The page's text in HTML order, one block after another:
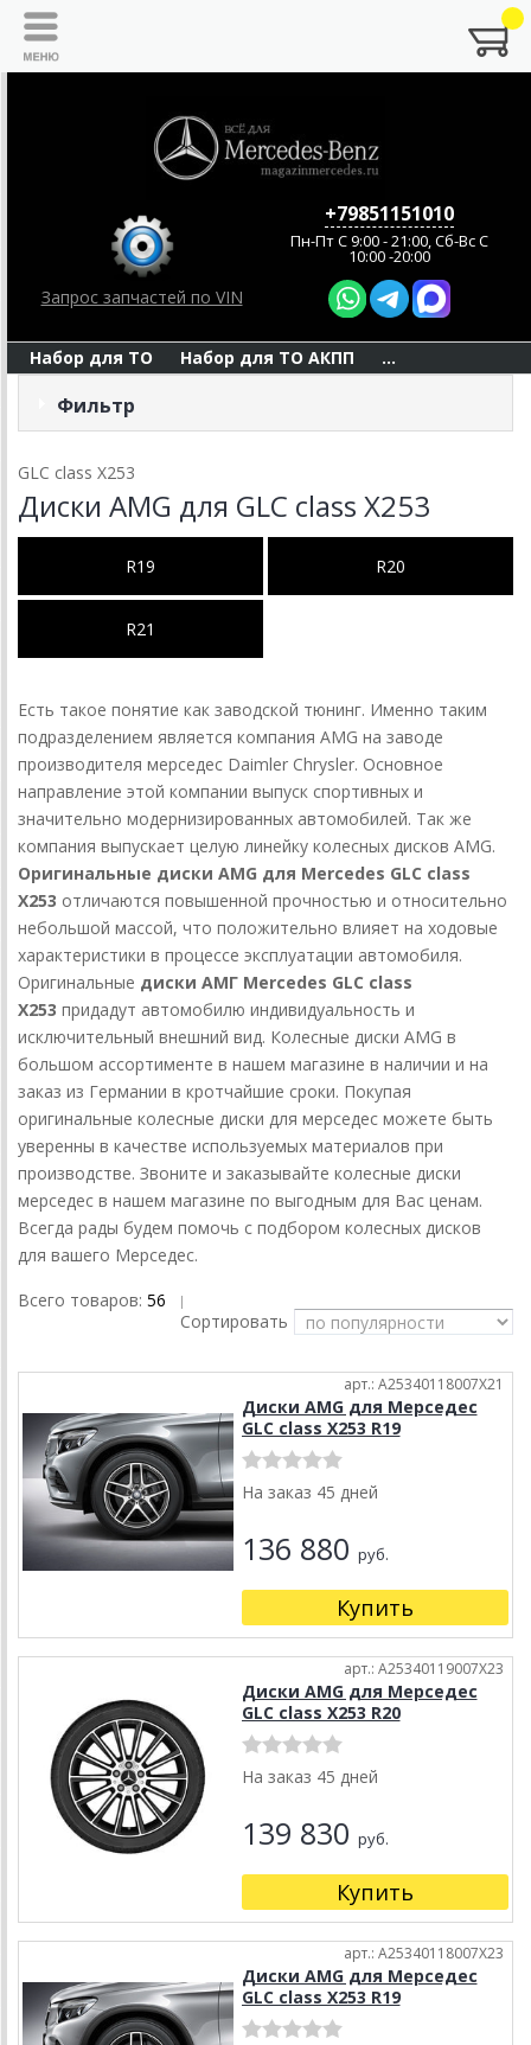
Запрос запчастей по VIN
+79851151010
Пн-Пт C 9:00 - 21:00, Сб-Вс С
10:00 -20:00
Набор для ТО Набор для ТО АКПП ...
Фильтр
GLC class X253
Диски AMG для GLC class X253
R19 R20
R21
Есть такое понятие как заводской тюнинг. Именно таким
подразделением является компания AMG на заводе
производителя мерседес Daimler Chrysler. Основное
направление этой компании выпуск спортивных и
значительно модернизированных автомобилей. Так же
компания выпускает целую линейку колесных дисков AMG.
Оригинальные диски AMG для Mercedes GLC class
X253 отличаются повышенной прочностью и относительно
небольшой массой, что положительно влияет на ходовые
характеристики в процессе эксплуатации автомобиля.
Оригинальные диски АМГ Mercedes GLC class
X253 придадут автомобилю индивидуальность и
исключительный внешний вид. Колесные диски AMG в
большом ассортименте в нашем магазине в наличии и на
заказ из Германии в кротчайшие сроки. Покупая
оригинальные колесные диски для мерседес можете быть
уверенны в качестве используемых материалов при
производстве. Звоните и заказывайте колесные диски
мерседес в нашем магазине по выгодным для Вас ценам.
Всегда рады будем помочь с подбором колесных дисков
для вашего Мерседес.
Всего товаров: 56 |
Сортировать
арт.: A25340118007X21
Диски AMG для Мерседес
GLC class X253 R19
На заказ 45 дней
136 880 руб.
Купить
арт.: A25340119007X23
Диски AMG для Мерседес
GLC class X253 R20
На заказ 45 дней
139 830 руб.
Купить
арт.: A25340118007X23
Диски AMG для Мерседес
GLC class X253 R19